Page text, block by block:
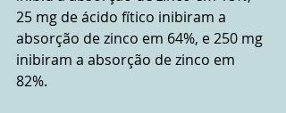
25 mg de ácido fítico inibiram a
absorção de zinco em 64%, e 250 mg
inibiram a absorção de zinco em
82%.